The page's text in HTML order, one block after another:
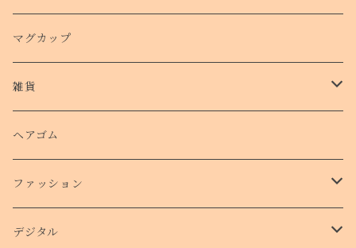
クリアケース
クッションバンパーケース
スマホリング
ショルダー付きケース
カード
クリアファイル
ステッカー
マグカップ
雑貨
パスケース
ヘアゴム
ファッション
Ｔシャツ
デジタル